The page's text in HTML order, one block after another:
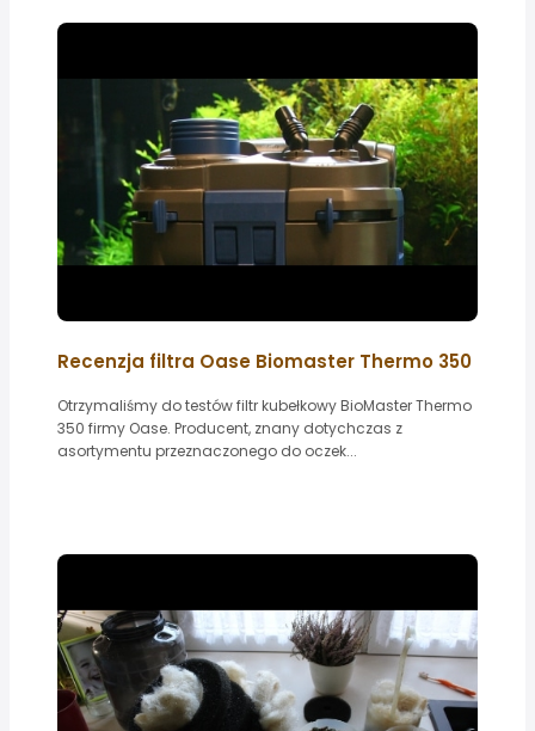
Recenzja filtra Oase Biomaster Thermo 350
Otrzymaliśmy do testów filtr kubełkowy BioMaster Thermo
350 firmy Oase. Producent, znany dotychczas z
asortymentu przeznaczonego do oczek...